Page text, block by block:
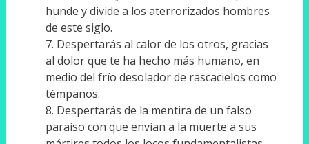
hunde y divide a los aterrorizados hombres
de este siglo.
Despertarás al calor de los otros, gracias
al dolor que te ha hecho más humano, en
medio del frío desolador de rascacielos como
témpanos.
Despertarás de la mentira de un falso
paraíso con que envían a la muerte a sus